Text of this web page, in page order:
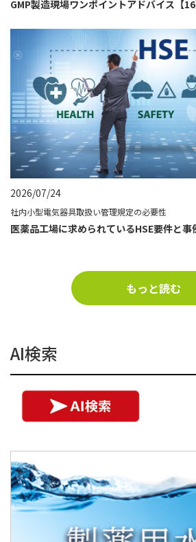
GMP製造現場ワンポイントアドバイス【16
2026/07/24
社内小型電気器具取扱い管理規定の必要性
医薬品工場に求められているHSE要件と事
もっと読む
AI検索